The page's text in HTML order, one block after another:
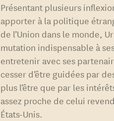
Présentant plusieurs
apporter à la politique
de l’Union dans le monde,
mutation indispensable à
entretenir avec ses
cesser d’être guidées par
plus l’être que par les
assez proche de celui
États-Unis.